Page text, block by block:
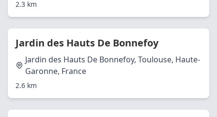
2.3 km
Jardin des Hauts De Bonnefoy
Jardin des Hauts De Bonnefoy, Toulouse, Haute-
Garonne, France
2.6 km